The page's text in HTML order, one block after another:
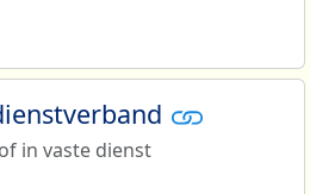
in vaste dienst